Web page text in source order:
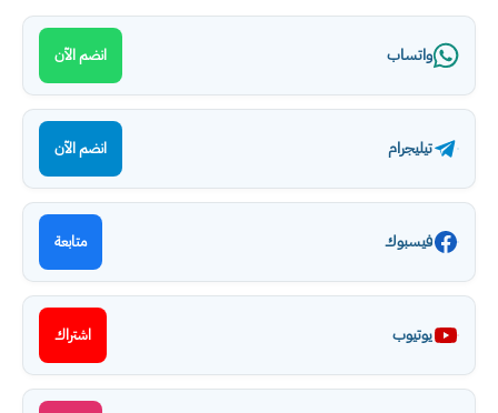
واتساب انضم الآن
تيليجرام انضم الآن
فيسبوك متابعة
يوتيوب اشتراك